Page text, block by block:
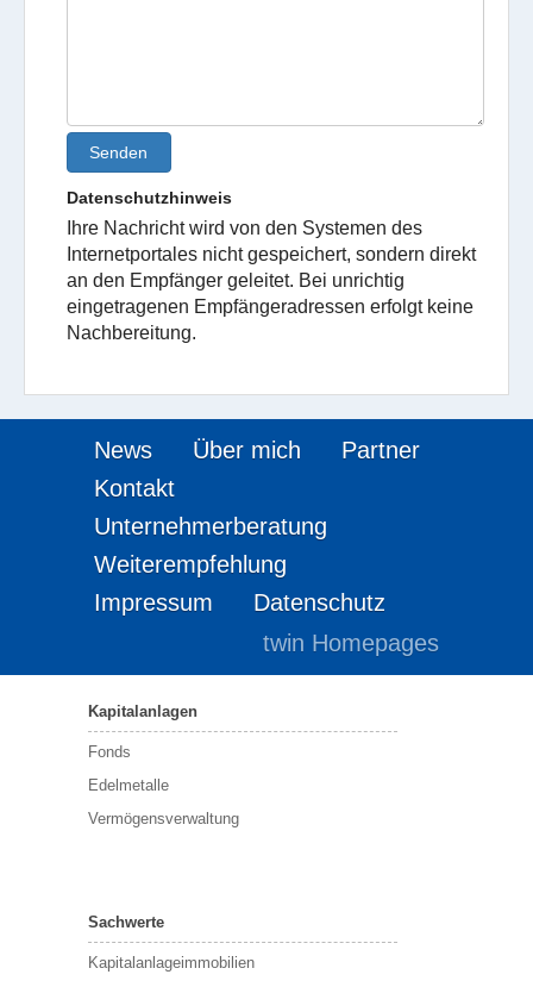
Senden
Datenschutzhinweis
Ihre Nachricht wird von den Systemen des
Internetportales nicht gespeichert, sondern direkt
an den Empfänger geleitet. Bei unrichtig
eingetragenen Empfängeradressen erfolgt keine
Nachbereitung.
News Über mich
Partner
Kontakt
Unternehmerberatung
Weiterempfehlung
Impressum
Datenschutz
twin Homepages
Kapitalanlagen
Fonds
Edelmetalle
Vermögensverwaltung
Sachwerte
Kapitalanlageimmobilien